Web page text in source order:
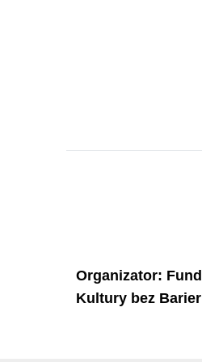
Organizator:
Kultury bez Barier